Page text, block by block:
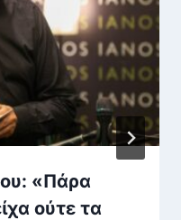
«Πάρα
ούτε τα